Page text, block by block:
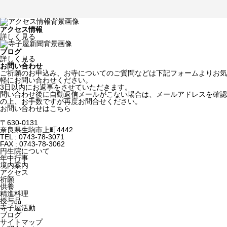
アクセス情報
詳しく見る
ブログ
詳しく見る
お問い合わせ
ご祈願のお申込み、お寺についてのご質問などは下記フォームよりお気
軽にお問い合わせください。
3日以内にお返事をさせていただきます。
問い合わせ後に自動返信メールがこない場合は、メールアドレスを確認
の上、お手数ですが再度お問合せください。
お問い合わせはこちら
〒630-0131
奈良県生駒市上町4442
TEL : 0743-78-3071
FAX : 0743-78-3062
円生院について
年中行事
境内案内
アクセス
祈願
供養
精進料理
授与品
寺子屋活動
ブログ
サイトマップ